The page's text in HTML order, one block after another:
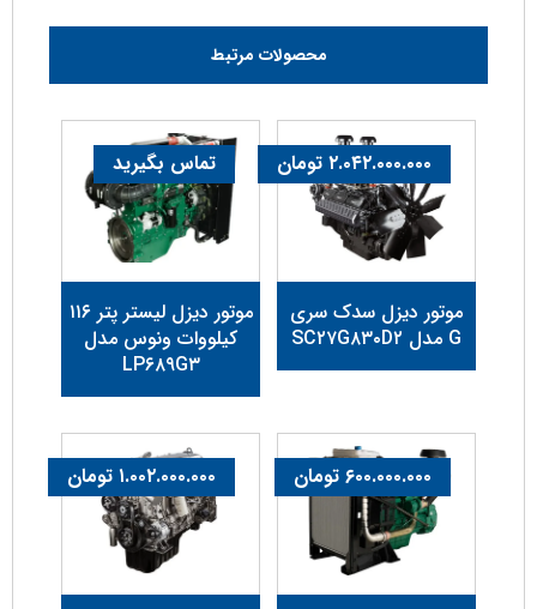
محصولات مرتبط
موتور دیزل سدک سری
G مدل SC۲۷G۸۳۰D۲
۲.۰۴۲.۰۰۰.۰۰۰ تومان
موتور دیزل لیستر پتر ۱۱۶
کیلووات ونوس مدل
LP۶۸۹G۳
تماس بگیرید
۶۰۰.۰۰۰.۰۰۰ تومان ۱.۰۰۲.۰۰۰.۰۰۰ تومان